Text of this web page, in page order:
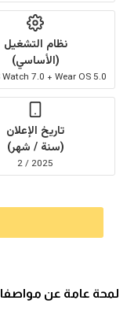
نظام التشغيل
(الأساسي)
7.0 + Wear OS 5.0
تاريخ الإعلان
(سنة / شهر)
2025 / 2
لمحة عامة عن